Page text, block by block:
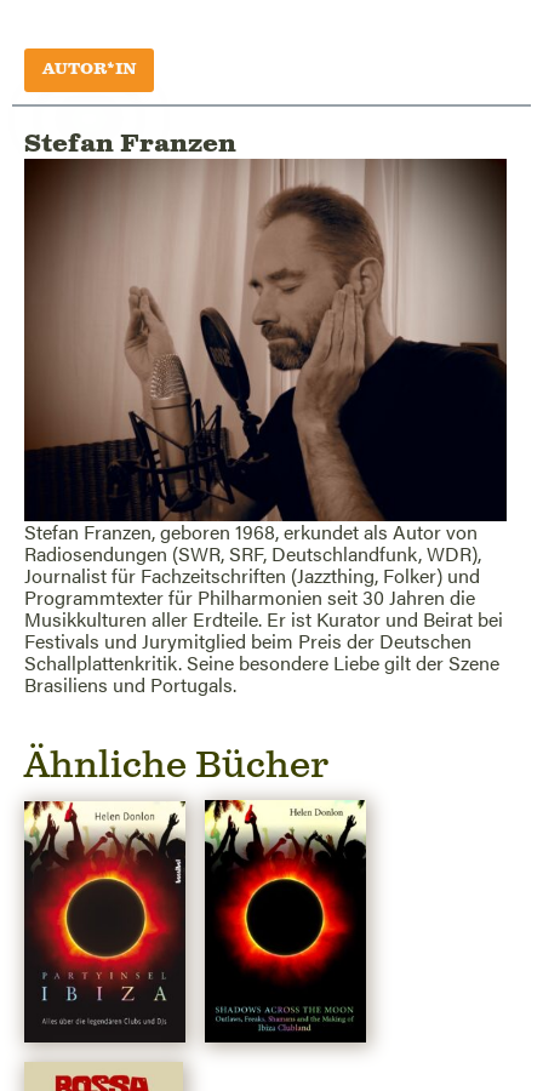
AUTOR*IN
Stefan Franzen
Stefan Franzen, geboren 1968, erkundet als Autor von
Radiosendungen (SWR, SRF, Deutschlandfunk, WDR),
Journalist für Fachzeitschriften (Jazzthing, Folker) und
Programmtexter für Philharmonien seit 30 Jahren die
Musikkulturen aller Erdteile. Er ist Kurator und Beirat bei
Festivals und Jurymitglied beim Preis der Deutschen
Schallplattenkritik. Seine besondere Liebe gilt der Szene
Brasiliens und Portugals.
Ähnliche Bücher